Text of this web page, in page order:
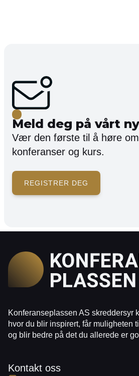
Meld deg på vårt
Vær den første til å høre
konferanser og kurs.
REGISTRER DEG
Konferanseplassen AS skreddersyr
hvor du blir inspirert, får muligheten
og blir bedre på det du allerede er
Kontakt oss